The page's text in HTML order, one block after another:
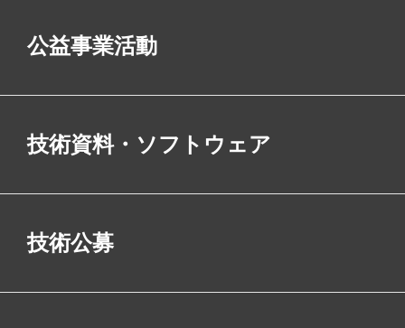
公益事業活動
技術資料・ソフトウェア
技術公募